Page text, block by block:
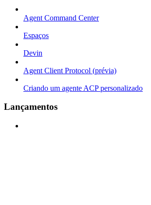
Agent Command Center
Espaços
Devin
Agent Client Protocol (prévia)
Criando um agente ACP personalizado
Lançamentos